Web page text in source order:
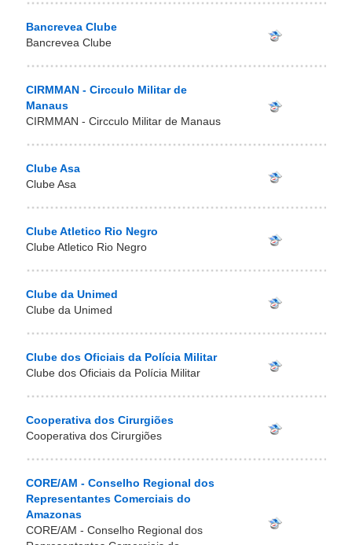
Bancrevea Clube
Bancrevea Clube
CIRMMAN - Circculo Militar de
Manaus
CIRMMAN - Circculo Militar de Manaus
Clube Asa
Clube Asa
Clube Atletico Rio Negro
Clube Atletico Rio Negro
Clube da Unimed
Clube da Unimed
Clube dos Oficiais da Polícia Militar
Clube dos Oficiais da Polícia Militar
Cooperativa dos Cirurgiões
Cooperativa dos Cirurgiões
CORE/AM - Conselho Regional dos
Representantes Comerciais do
Amazonas
CORE/AM - Conselho Regional dos